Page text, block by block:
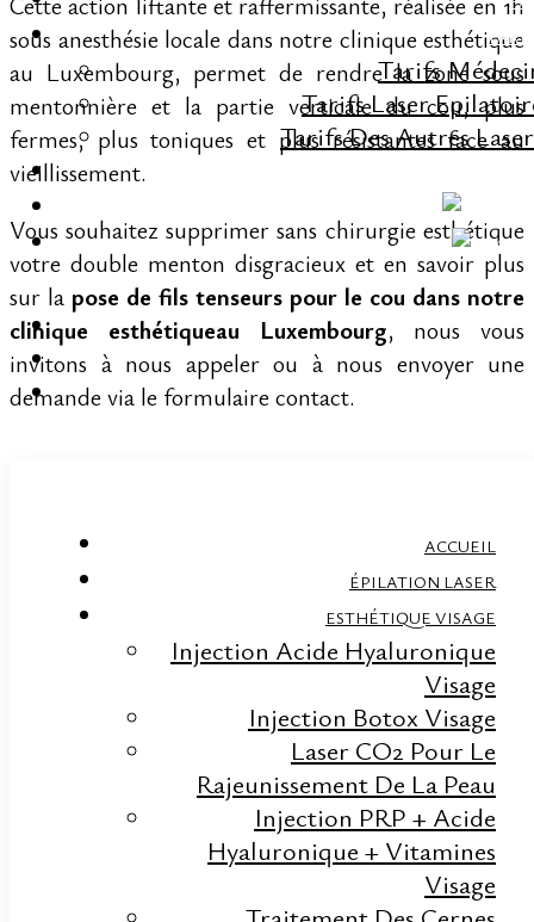
Tarifs
Tarifs Laser
Tarifs Des Autres
ACCUEIL
ÉPILATION LASER
ESTHÉTIQUE VISAGE
Injection Acide Hyaluronique
Visage
Injection Botox Visage
Laser CO2 Pour Le
Rajeunissement De La Peau
Injection PRP + Acide
Hyaluronique + Vitamines
Visage
sous anesthésie locale dans notre clinique esthétique
au Luxembourg, permet de rendre la zone sous
mentonnière et la partie verticale du cou, plus
fermes, plus toniques et plus résistantes face au
vieillissement.
Vous souhaitez supprimer sans chirurgie esthétique
votre double menton disgracieux et en savoir plus
sur la pose de fils tenseurs pour le cou dans notre
clinique esthétiqueau Luxembourg, nous vous
invitons à nous appeler ou à nous envoyer une
demande via le formulaire contact.
Service suivant
Rhinoplastie sans chirurgie au Luxembourg,
avec la pose de fils tenseurs resorbablesNext
PRISE DE RENDEZ-VOUS EN
LIGNE POUR UNE
CONSULTATION AVEC NOS